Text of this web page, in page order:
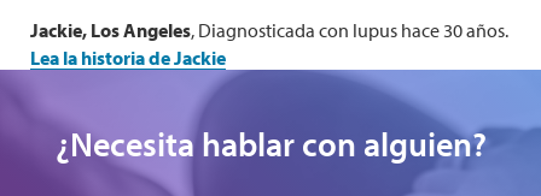
Jackie, Los Angeles, Diagnosticada con lupus hace 30 años.
Lea la historia de Jackie
¿Necesita hablar con alguien?